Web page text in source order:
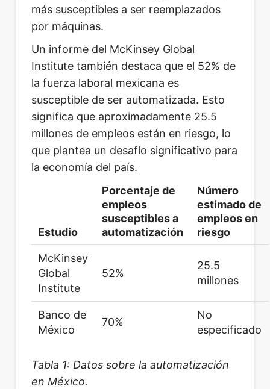
más susceptibles a ser reemplazados
por máquinas.
Un informe del McKinsey Global
Institute también destaca que el 52% de
la fuerza laboral mexicana es
susceptible de ser automatizada. Esto
significa que aproximadamente 25.5
millones de empleos están en riesgo, lo
que plantea un desafío significativo para
la economía del país.
Estudio
Porcentaje de
empleos
susceptibles a
automatización
Número
estimado de
empleos en
riesgo
McKinsey
Global
Institute
52%
25.5
millones
Banco de
México
70%
No
especificado
Tabla 1: Datos sobre la automatización
en México.